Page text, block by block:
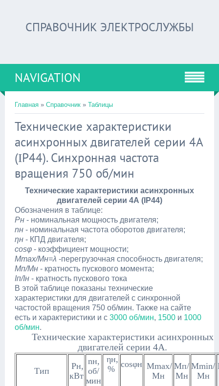
СПРАВОЧНИК ЭЛЕКТРОСЛУЖБЫ
NAVIGATION
Главная » Справочник » Таблицы
Технические характеристики
асинхронных двигателей серии 4А
(ΙP44). Синхронная частота
вращения 750 об/мин
Технические характеристики асинхронных
двигателей серии 4А (ΙP44)
Обозначения в таблице:
Рн - номинальная мощность двигателя;
nн - номинальная частота оборотов двигателя;
ηн - КПД двигателя;
cosφ - коэффициент мощности;
Мmax/Mн=λ -перегрузочная способность двигателя;
Мп/Мн - кратность пускового момента;
Iп/Ιн - кратность пускового тока
В этой таблице показаны технические
характеристики для двигателей с синхронной
частостой вращения 750 об/мин. Также на сайте
есть и характеристики и с 3000 об/мин, 1500 и 1000
об/мин.
Технические характеристики асинхронных
двигателей серии 4А.
Тип
Рн,
кВт
nн,
об/
мин
ηн,
%
соsφн Мmax/
Mн
Мп/
Мн
Мmin/
Mн